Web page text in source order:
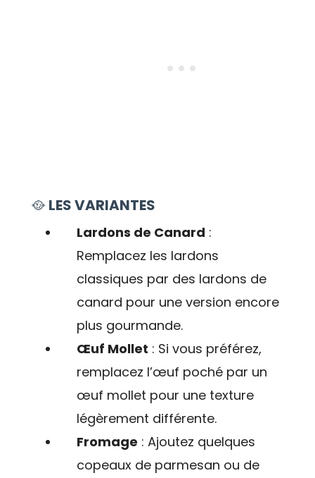
🥘 LES VARIANTES
Lardons de Canard :
Remplacez les lardons
classiques par des lardons de
canard pour une version encore
plus gourmande.
Œuf Mollet : Si vous préférez,
remplacez l’œuf poché par un
œuf mollet pour une texture
légèrement différente.
Fromage : Ajoutez quelques
copeaux de parmesan ou de